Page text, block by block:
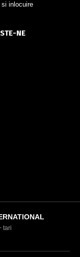
si inlocuire
NE
tari